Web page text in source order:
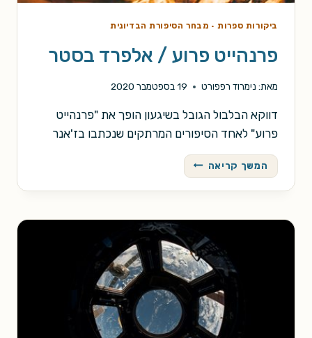
ביקורות ספרות· מבחר הסיפורת הבדיונית
פרנהייט פרוע / אלפרד בסטר
מאת: נימרוד רפפורט 19 בספטמבר 2020
דווקא הבלבול הגובל בשיגעון הופך את "פרנהייט
פרוע" לאחד הסיפורים המרתקים שנכתבו בז'אנר
המשך קריאה פרנהייט
פרוע
/
בסטר